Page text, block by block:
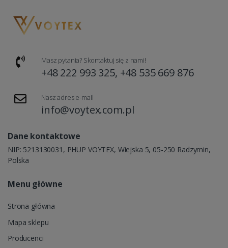
Masz pytania? Skontaktuj się z nami!
+48 222 993 325, +48 535 669 876
Nasz adres e-mail
info@voytex.com.pl
Dane kontaktowe
NIP: 5213130031, PHUP VOYTEX, Wiejska 5, 05-250 Radzymin,
Polska
Menu główne
Strona główna
Mapa sklepu
Producenci